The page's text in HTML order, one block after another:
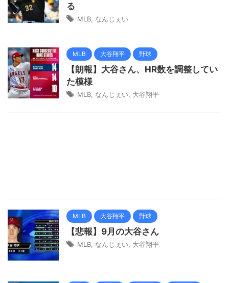
る
MLB なんじぇい
MLB 大谷翔平 野球
【朗報】大谷さん、HR数を調整してい
た模様
MLB なんじぇい 大谷翔平
MLB 大谷翔平 野球
【悲報】9月の大谷さん
MLB なんじぇい 大谷翔平